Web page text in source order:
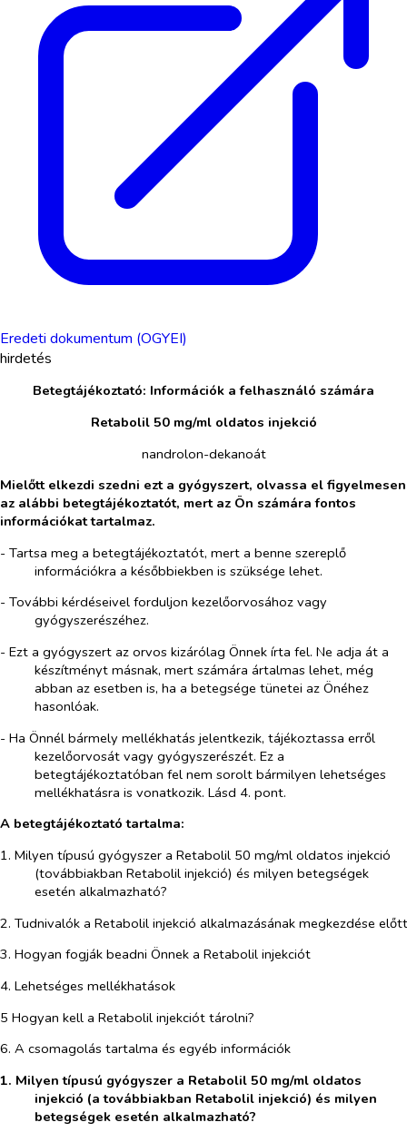
Eredeti dokumentum (OGYEI)
hirdetés
Betegtájékoztató: Információk a felhasználó számára
Retabolil 50 mg/ml oldatos injekció
nandrolon-dekanoát
Mielőtt elkezdi szedni ezt a gyógyszert, olvassa el figyelmesen
az alábbi betegtájékoztatót, mert az Ön számára fontos
információkat tartalmaz.
- Tartsa meg a betegtájékoztatót, mert a benne szereplő
információkra a későbbiekben is szüksége lehet.
- További kérdéseivel forduljon kezelőorvosához vagy
gyógyszerészéhez.
- Ezt a gyógyszert az orvos kizárólag Önnek írta fel. Ne adja át a
készítményt másnak, mert számára ártalmas lehet, még
abban az esetben is, ha a betegsége tünetei az Önéhez
hasonlóak.
- Ha Önnél bármely mellékhatás jelentkezik, tájékoztassa erről
kezelőorvosát vagy gyógyszerészét. Ez a
betegtájékoztatóban fel nem sorolt bármilyen lehetséges
mellékhatásra is vonatkozik. Lásd 4. pont.
A betegtájékoztató tartalma:
1. Milyen típusú gyógyszer a Retabolil 50 mg/ml oldatos injekció
(továbbiakban Retabolil injekció) és milyen betegségek
esetén alkalmazható?
2. Tudnivalók a Retabolil injekció alkalmazásának megkezdése előtt
3. Hogyan fogják beadni Önnek a Retabolil injekciót
4. Lehetséges mellékhatások
5 Hogyan kell a Retabolil injekciót tárolni?
6. A csomagolás tartalma és egyéb információk
1. Milyen típusú gyógyszer a Retabolil 50 mg/ml oldatos
injekció (a továbbiakban Retabolil injekció) és milyen
betegségek esetén alkalmazható?